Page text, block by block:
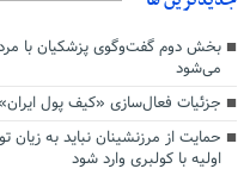
بخش دوم گفت‌وگوی پزشکیان با
می‌شود
جزئیات فعال‌سازی «کیف پول
حمایت از مرزنشینان نباید به زیان
اولیه با کولبری وارد شود